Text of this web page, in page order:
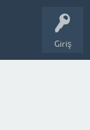
Giriş